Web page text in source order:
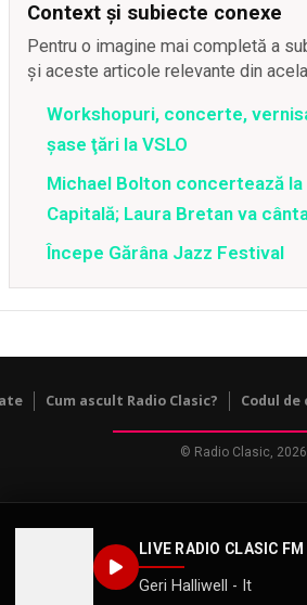
LIVE RADIO CLASIC FM
Geri Halliwell - It
Context și subiecte conexe
Pentru o imagine mai completă a
și aceste articole relevante din
Workshopuri, concerte,
şase ţări la VSLO
Michael Bolton concertează la
Capitală; Laura Bretan va
Începe Gărâna Jazz Festival
Cum ascult Radio Clasic? Codul
© Radio Clasic, 2026